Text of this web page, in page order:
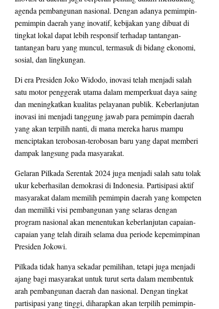
agenda pembangunan nasional. Dengan adanya pemimpin-
pemimpin daerah yang inovatif, kebijakan yang dibuat di
tingkat lokal dapat lebih responsif terhadap tantangan-
tantangan baru yang muncul, termasuk di bidang ekonomi,
sosial, dan lingkungan.
Di era Presiden Joko Widodo, inovasi telah menjadi salah
satu motor penggerak utama dalam memperkuat daya saing
dan meningkatkan kualitas pelayanan publik. Keberlanjutan
inovasi ini menjadi tanggung jawab para pemimpin daerah
yang akan terpilih nanti, di mana mereka harus mampu
menciptakan terobosan-terobosan baru yang dapat memberi
dampak langsung pada masyarakat.
Gelaran Pilkada Serentak 2024 juga menjadi salah satu tolak
ukur keberhasilan demokrasi di Indonesia. Partisipasi aktif
masyarakat dalam memilih pemimpin daerah yang kompeten
dan memiliki visi pembangunan yang selaras dengan
program nasional akan menentukan keberlanjutan capaian-
capaian yang telah diraih selama dua periode kepemimpinan
Presiden Jokowi.
Pilkada tidak hanya sekadar pemilihan, tetapi juga menjadi
ajang bagi masyarakat untuk turut serta dalam membentuk
arah pembangunan daerah dan nasional. Dengan tingkat
partisipasi yang tinggi, diharapkan akan terpilih pemimpin-